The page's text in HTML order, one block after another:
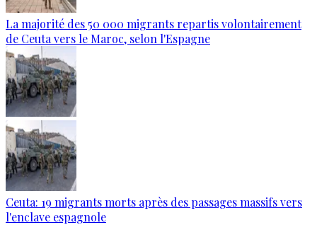
La majorité des 50 000 migrants repartis volontairement
de Ceuta vers le Maroc, selon l'Espagne
Ceuta: 19 migrants morts après des passages massifs vers
l'enclave espagnole